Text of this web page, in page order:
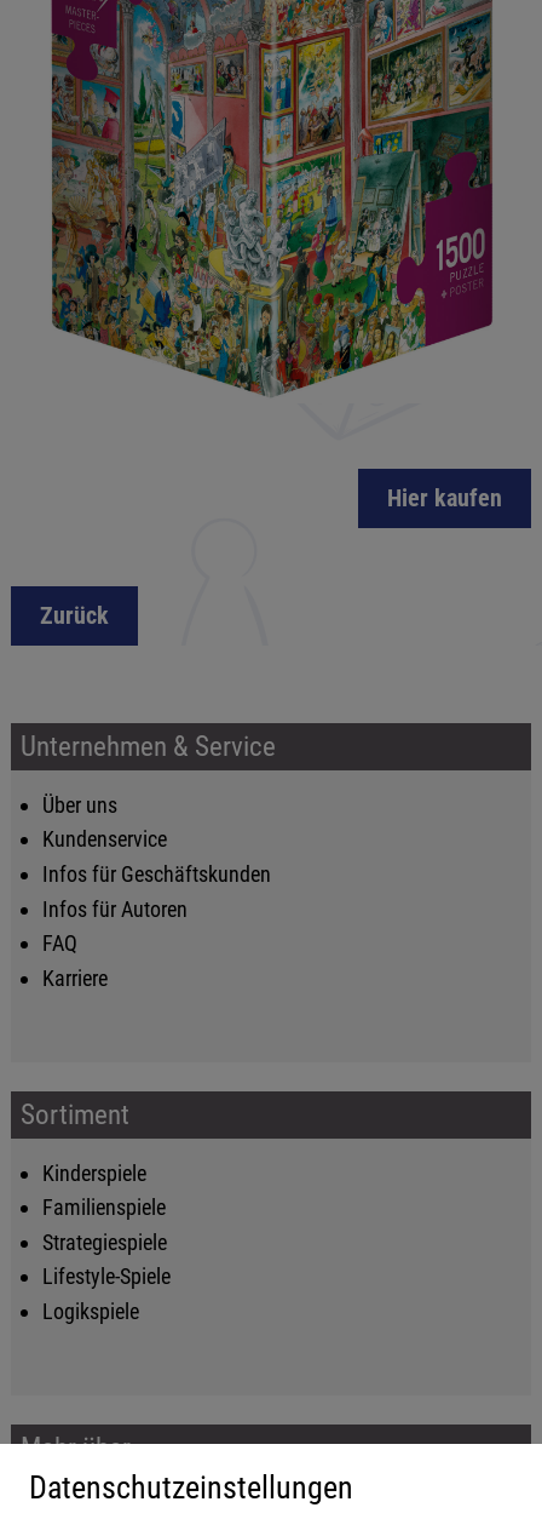
Hier kaufen
Zurück
Unternehmen & Service
Über uns
Kundenservice
Infos für Geschäftskunden
Infos für Autoren
FAQ
Karriere
Sortiment
Kinderspiele
Familienspiele
Strategiespiele
Lifestyle-Spiele
Logikspiele
Mehr über...
Impressum
Datenschutzeinstellungen